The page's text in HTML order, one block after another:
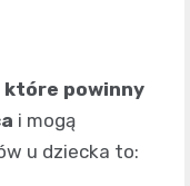
powinny
i mogą
u dziecka to: